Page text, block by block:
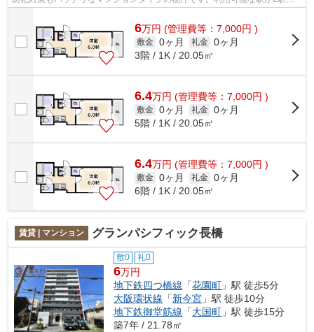
6万円 (管理費等：7,000円 )
敷金 0ヶ月 礼金 0ヶ月
3階 / 1K / 20.05㎡
6.4万円 (管理費等：7,000円 )
敷金 0ヶ月 礼金 0ヶ月
5階 / 1K / 20.05㎡
6.4万円 (管理費等：7,000円 )
敷金 0ヶ月 礼金 0ヶ月
6階 / 1K / 20.05㎡
賃貸 | マンション グランパシフィック長橋
敷0 礼0
6万円
地下鉄四つ橋線 「花園町 」駅 徒歩5分
大阪環状線 「新今宮 」駅 徒歩10分
地下鉄御堂筋線 「大国町 」駅 徒歩15分
築7年 / 21.78㎡